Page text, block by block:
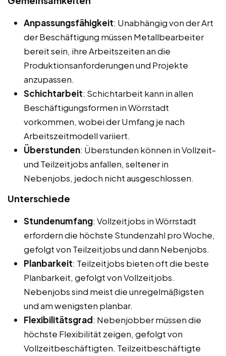
Anpassungsfähigkeit: Unabhängig von der Art
der Beschäftigung müssen Metallbearbeiter
bereit sein, ihre Arbeitszeiten an die
Produktionsanforderungen und Projekte
anzupassen.
Schichtarbeit: Schichtarbeit kann in allen
Beschäftigungsformen in Wörrstadt
vorkommen, wobei der Umfang je nach
Arbeitszeitmodell variiert.
Überstunden: Überstunden können in Vollzeit-
und Teilzeitjobs anfallen, seltener in
Nebenjobs, jedoch nicht ausgeschlossen.
Unterschiede
Stundenumfang: Vollzeitjobs in Wörrstadt
erfordern die höchste Stundenzahl pro Woche,
gefolgt von Teilzeitjobs und dann Nebenjobs.
Planbarkeit: Teilzeitjobs bieten oft die beste
Planbarkeit, gefolgt von Vollzeitjobs.
Nebenjobs sind meist die unregelmäßigsten
und am wenigsten planbar.
Flexibilitätsgrad: Nebenjobber müssen die
höchste Flexibilität zeigen, gefolgt von
Vollzeitbeschäftigten. Teilzeitbeschäftigte